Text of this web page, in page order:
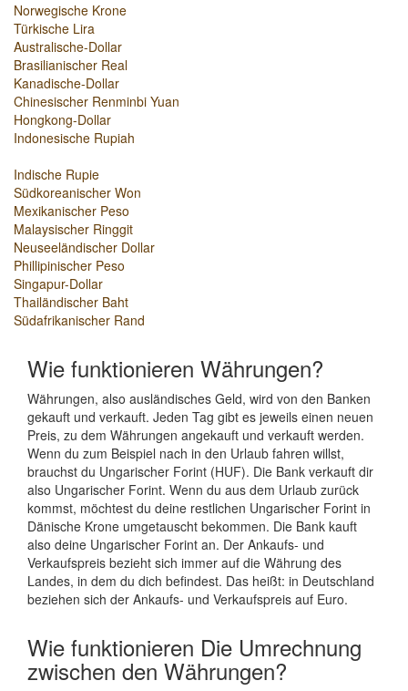
Norwegische Krone
Türkische Lira
Australische-Dollar
Brasilianischer Real
Kanadische-Dollar
Chinesischer Renminbi Yuan
Hongkong-Dollar
Indonesische Rupiah
Indische Rupie
Südkoreanischer Won
Mexikanischer Peso
Malaysischer Ringgit
Neuseeländischer Dollar
Phillipinischer Peso
Singapur-Dollar
Thailändischer Baht
Südafrikanischer Rand
Wie funktionieren Währungen?
Währungen, also ausländisches Geld, wird von den Banken
gekauft und verkauft. Jeden Tag gibt es jeweils einen neuen
Preis, zu dem Währungen angekauft und verkauft werden.
Wenn du zum Beispiel nach in den Urlaub fahren willst,
brauchst du Ungarischer Forint (HUF). Die Bank verkauft dir
also Ungarischer Forint. Wenn du aus dem Urlaub zurück
kommst, möchtest du deine restlichen Ungarischer Forint in
Dänische Krone umgetauscht bekommen. Die Bank kauft
also deine Ungarischer Forint an. Der Ankaufs- und
Verkaufspreis bezieht sich immer auf die Währung des
Landes, in dem du dich befindest. Das heißt: in Deutschland
beziehen sich der Ankaufs- und Verkaufspreis auf Euro.
Wie funktionieren Die Umrechnung
zwischen den Währungen?